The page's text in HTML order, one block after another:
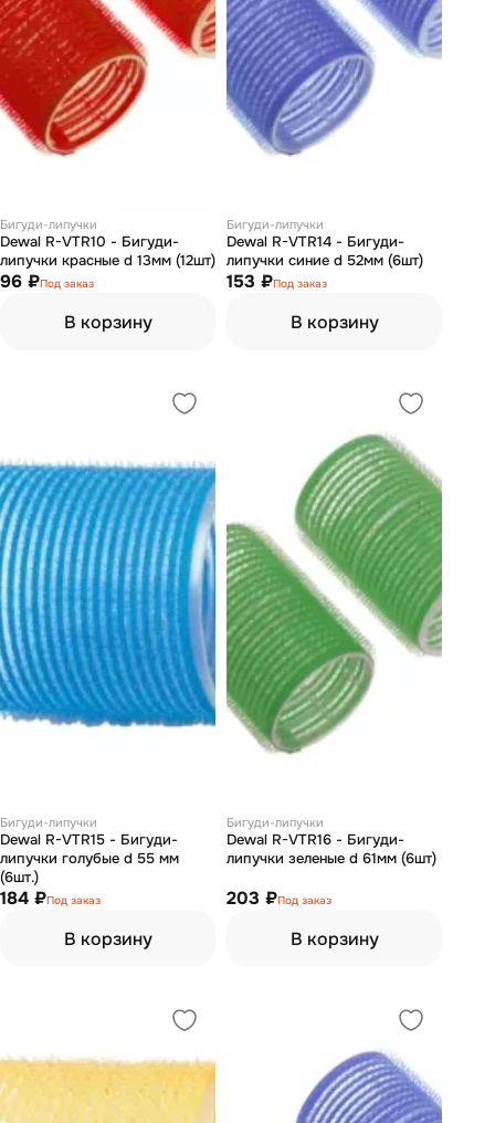
Бигуди-липучки
Dewal R-VTR10 - Бигуди-
липучки красные d 13мм (12шт)
96 ₽Под заказ
В корзину
Бигуди-липучки
Dewal R-VTR14 - Бигуди-
липучки синие d 52мм (6шт)
153 ₽Под заказ
В корзину
Бигуди-липучки
Dewal R-VTR15 - Бигуди-
липучки голубые d 55 мм
(6шт.)
184 ₽Под заказ
В корзину
Бигуди-липучки
Dewal R-VTR16 - Бигуди-
липучки зеленые d 61мм (6шт)
203 ₽Под заказ
В корзину